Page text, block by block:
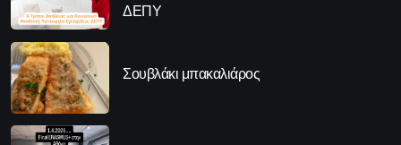
ΔΕΠΥ
Σουβλάκι μπακαλιάρος